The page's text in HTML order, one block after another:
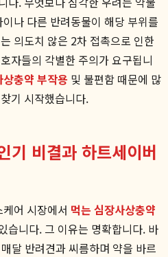
나 다른 반려동물이 해당 부위를
의도치 않은 2차 접촉으로 인한
자들의 각별한 주의가 요구됩니
충약 부작용 및 불편함 때문에 많
기 시작했습니다.
기 비결과 하트세이버
어 시장에서 먹는 심장사상충약
습니다. 그 이유는 명확합니다. 바
달 반려견과 씨름하며 약을 바르